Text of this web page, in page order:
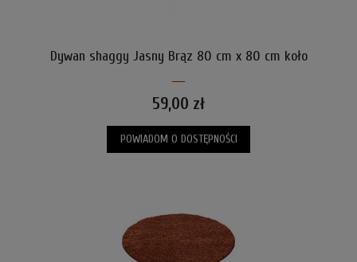
Dywan shaggy Jasny Brąz 80 cm x 80 cm koło
59,00 zł
POWIADOM O DOSTĘPNOŚCI